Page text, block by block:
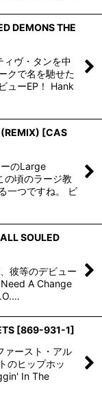
DEMONS THE
ィヴ・タンを中
クで名を馳せた
ューEP！ Hank
[CAS
のLarge
の頃のラージ教
一つですね。 ビ
SOULED
彼等のデビュー
A Change
[869-931-1]
ァースト・アル
のヒップホッ
In The